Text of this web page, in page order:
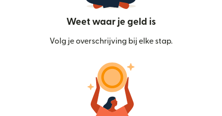
Weet waar je geld is
Volg je overschrijving bij elke stap.